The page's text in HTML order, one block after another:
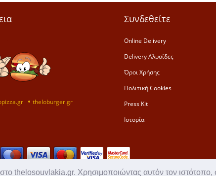
thelosouvlakia.gr. Χρησιμοποιώντας αυτόν τον ιστότοπο,
theloburger.gr
Συνδεθείτε
Online Delivery
Delivery Αλυσίδες
Όροι Χρήσης
Πολιτική Cookies
Press Kit
Ιστορία